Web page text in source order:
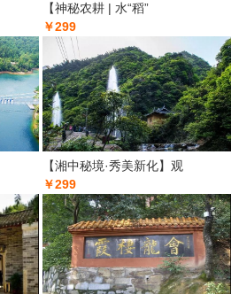
【神秘农耕 | 水“稻”
￥299
【湘中秘境·秀美新化】观
￥299